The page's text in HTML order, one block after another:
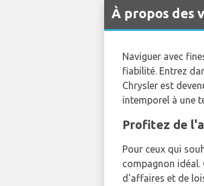
À propos des
Naviguer avec
fiabilité. Entrez
Chrysler est
intemporel à une
Profitez de
Pour ceux qui
compagnon idéal.
d'affaires et de